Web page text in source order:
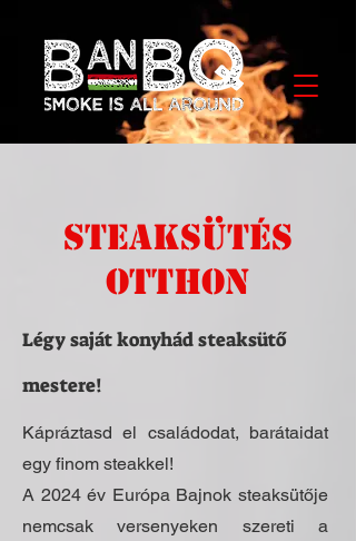
STEAKSÜTÉS
OTTHON
Légy saját konyhád steaksütő
mestere!
Kápráztasd el családodat, barátaidat
egy finom steakkel!
A 2024 év Európa Bajnok steaksütője
nemcsak versenyeken szereti a